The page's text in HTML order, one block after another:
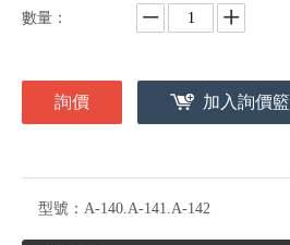
數量：
詢價 加入詢價籃
型號： A-140.A-141.A-142